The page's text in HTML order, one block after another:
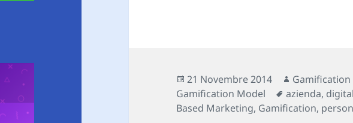
Scritto
il
21 Novembre 2014 Autore
Gamification
Gamification Model
Tag
azienda,
Based Marketing, Gamification,